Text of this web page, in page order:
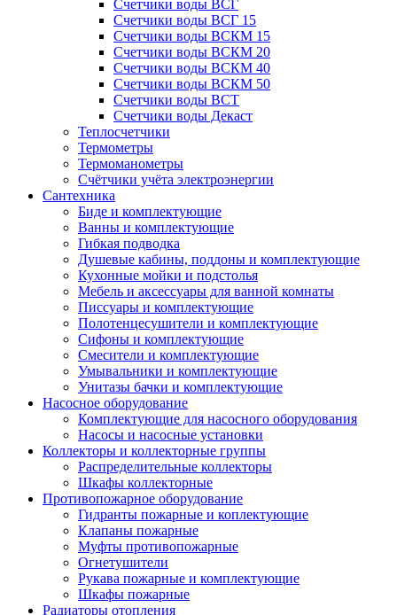
Счетчики воды ВСГ
Счетчики воды ВСГ 15
Счетчики воды ВСКМ 15
Счетчики воды ВСКМ 20
Счетчики воды ВСКМ 40
Счетчики воды ВСКМ 50
Счетчики воды ВСТ
Счетчики воды Декаст
Теплосчетчики
Термометры
Термоманометры
Счётчики учёта электроэнергии
Сантехника
Биде и комплектующие
Ванны и комплектующие
Гибкая подводка
Душевые кабины, поддоны и комплектующие
Кухонные мойки и подстолья
Мебель и аксессуары для ванной комнаты
Писсуары и комплектующие
Полотенцесушители и комплектующие
Сифоны и комплектующие
Смесители и комплектующие
Умывальники и комплектующие
Унитазы бачки и комплектующие
Насосное оборудование
Комплектующие для насосного оборудования
Насосы и насосные установки
Коллекторы и коллекторные группы
Распределительные коллекторы
Шкафы коллекторные
Противопожарное оборудование
Гидранты пожарные и коплектующие
Клапаны пожарные
Муфты противопожарные
Огнетушители
Рукава пожарные и комплектующие
Шкафы пожарные
Радиаторы отопления